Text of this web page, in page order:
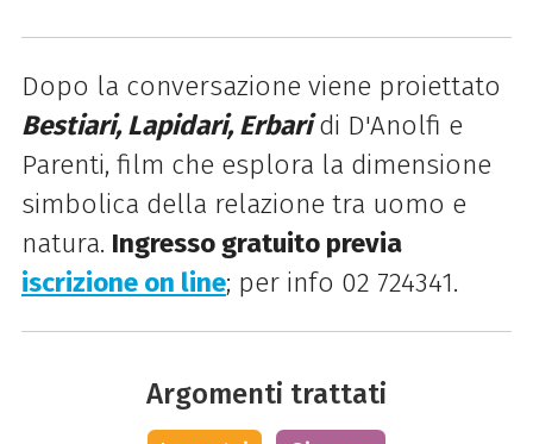
Dopo la conversazione viene proiettato
Bestiari, Lapidari, Erbaridi D'Anolfi e
Parenti, film che esplora la dimensione
simbolica della relazione tra uomo e
natura. Ingresso gratuito previa
iscrizione on line; per info 02 724341.
Argomenti trattati